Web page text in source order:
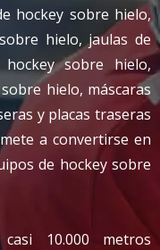
hockey sobre hielo,
hielo, jaulas de
sobre hielo,
hielo, máscaras
y placas traseras
a convertirse en
de hockey sobre
10.000 metros